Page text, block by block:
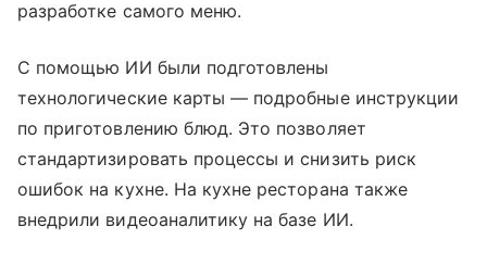
разработке самого меню.
С помощью ИИ были подготовлены
технологические карты — подробные инструкции
по приготовлению блюд. Это позволяет
стандартизировать процессы и снизить риск
ошибок на кухне. На кухне ресторана также
внедрили видеоаналитику на базе ИИ.